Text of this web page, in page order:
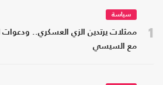
1
سياسة
ممثلات يرتدين الزي العسكري..
مع السيسي